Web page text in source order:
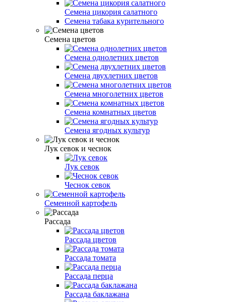
Семена цикория салатного
Семена табака курительного
Семена цветов
Семена однолетних цветов
Семена двухлетних цветов
Семена многолетних цветов
Семена комнатных цветов
Семена ягодных культур
Лук севок и чеснок
Лук севок
Чеснок севок
Семенной картофель
Рассада
Рассада цветов
Рассада томата
Рассада перца
Рассада баклажана